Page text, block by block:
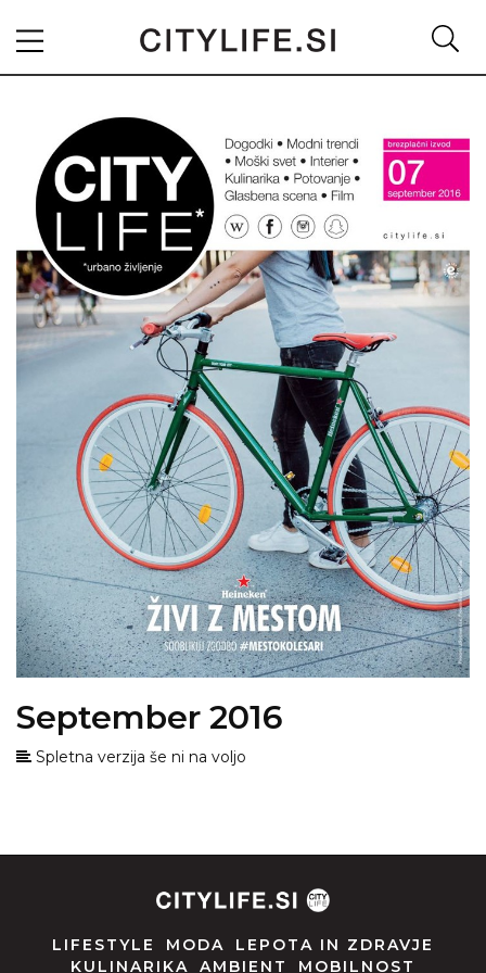
September 2016
Spletna verzija še ni na voljo
LIFESTYLE MODA
LEPOTA IN ZDRAVJE
KULINARIKA
AMBIENT MOBILNOST